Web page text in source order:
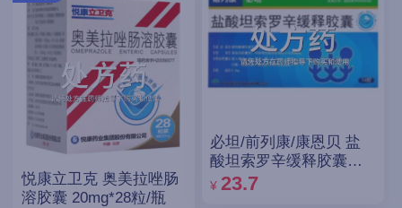
悦康立卫克 奥美拉唑肠
溶胶囊 20mg*28粒/瓶
必坦/前列康/康恩贝 盐
酸坦索罗辛缓释胶囊
0.2mg*14粒
¥ 23.7